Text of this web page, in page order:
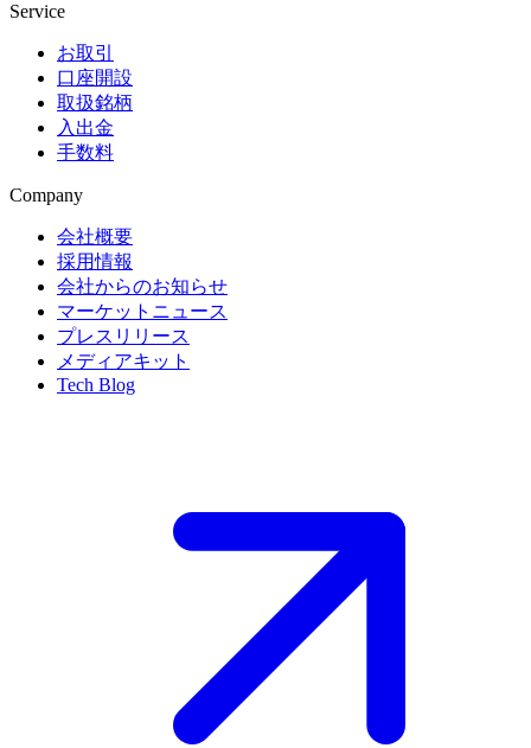
Service
お取引
口座開設
取扱銘柄
入出金
手数料
Company
会社概要
採用情報
会社からのお知らせ
マーケットニュース
プレスリリース
メディアキット
Tech Blog